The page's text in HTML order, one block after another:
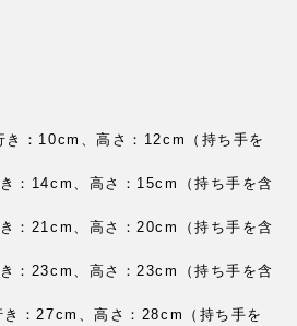
き：10cm、高さ：12cm（持ち手を
：14cm、高さ：15cm（持ち手を含
：21cm、高さ：20cm（持ち手を含
：23cm、高さ：23cm（持ち手を含
き：27cm、高さ：28cm（持ち手を